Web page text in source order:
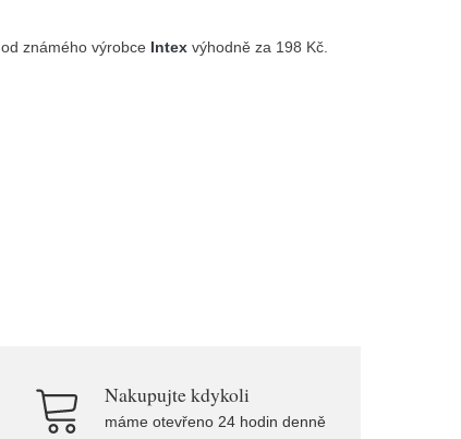
od známého výrobce Intex výhodně za 198 Kč.
Nakupujte kdykoli
máme otevřeno 24 hodin denně